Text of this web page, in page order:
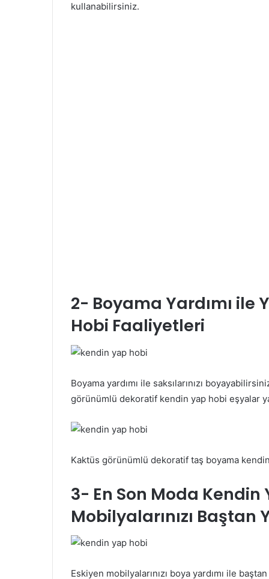
kullanabilirsiniz.
2- Boyama Yardımı ile
Hobi Faaliyetleri
Boyama yardımı ile saksılarınızı
görünümlü dekoratif kendin yap hobi eşyalar
Kaktüs görünümlü dekoratif taş boyama
3- En Son Moda Kendin
Mobilyalarınızı Baştan
Eskiyen mobilyalarınızı boya yardımı ile